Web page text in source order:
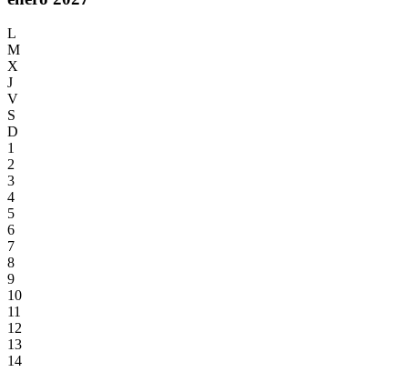
L
M
X
J
V
S
D
1
2
3
4
5
6
7
8
9
10
11
12
13
14